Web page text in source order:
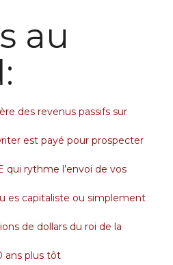
au
des revenus passifs sur
est payé pour prospecter
qui rythme l’envoi de vos
es capitaliste ou simplement
de dollars du roi de la
ans plus tôt